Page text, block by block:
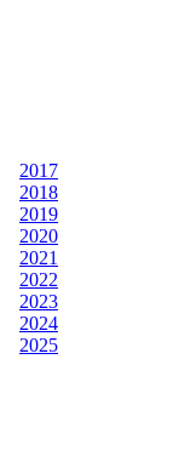
2017
2018
2019
2020
2021
2022
2023
2024
2025